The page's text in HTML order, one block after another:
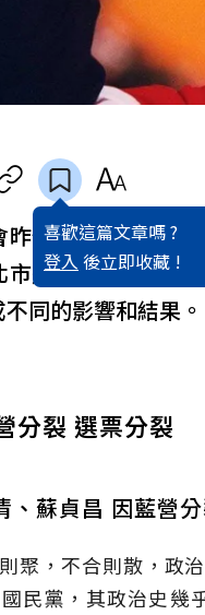
喜歡這篇文章嗎 ?
登入 後立即收藏 !
昨做出決議，決定
市選戰可能走向三
同的影響和結果。
分裂 選票分裂
、蘇貞昌 因藍營
聚，不合則散，政
民黨，其政治史幾